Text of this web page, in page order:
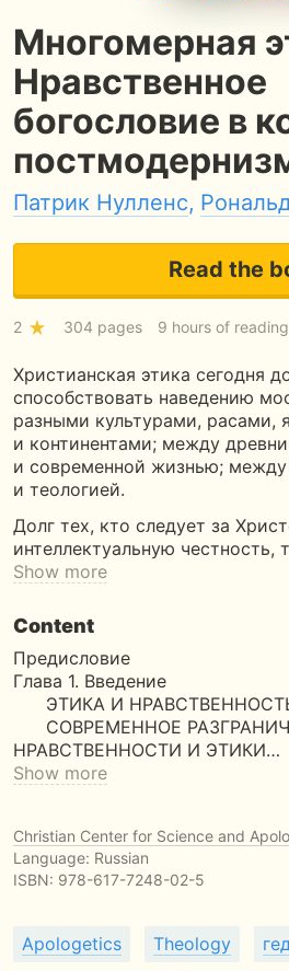
Многомерная
Нравственное
богословие в
Патрик Нулленс,
Read the
2 304 pages 9 hours of reading
Христианская этика сегодня
способствовать наведению
разными культурами, расами,
и континентами; между
и современной жизнью;
и теологией.
Долг тех, кто следует за
интеллектуальную честность,
Show more
Content
Предисловие
Глава 1. Введение
ЭТИКА И
СОВРЕМЕННОЕ
НРАВСТВЕННОСТИ И ЭТИКИ…
Show more
Christian Center for Science and
Language: Russian
ISBN: 978-617-7248-02-5
Apologetics Theology